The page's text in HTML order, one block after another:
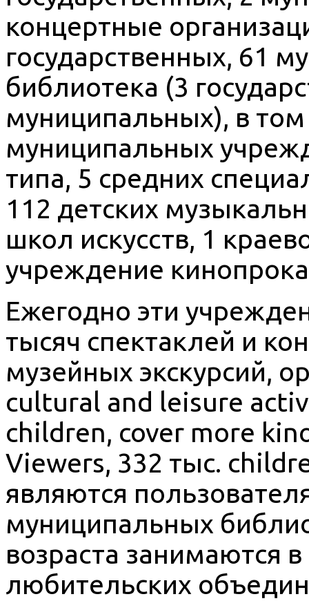
концертные
государственных, 61
библиотека (3
муниципальных), в том
муниципальных
типа, 5 средних
112 детских
школ искусств, 1
учреждение
Ежегодно эти
тысяч спектаклей и
музейных экскурсий,
cultural and leisure
children, cover more
Viewers, 332 тыс.
являются
муниципальных
возраста занимаются
любительских